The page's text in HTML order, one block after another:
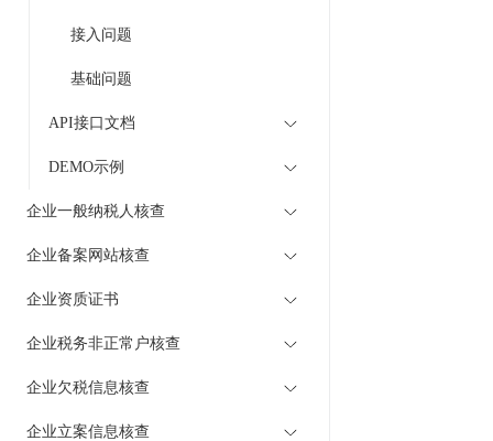
接入问题
基础问题
API接口文档
DEMO示例
企业一般纳税人核查
企业备案网站核查
企业资质证书
企业税务非正常户核查
企业欠税信息核查
企业立案信息核查